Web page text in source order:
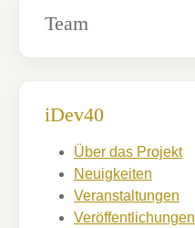
Team
iDev40
Über das Projekt
Neuigkeiten
Veranstaltungen
Veröffentlichungen